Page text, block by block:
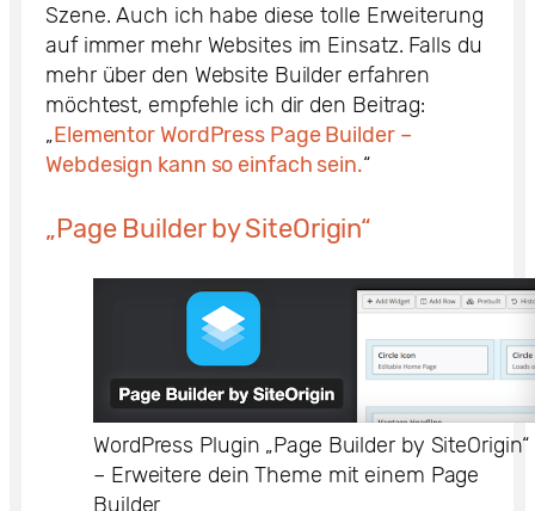
Szene. Auch ich habe diese tolle Erweiterung
auf immer mehr Websites im Einsatz. Falls du
mehr über den Website Builder erfahren
möchtest, empfehle ich dir den Beitrag:
„Elementor WordPress Page Builder –
Webdesign kann so einfach sein.“
„Page Builder by SiteOrigin“
WordPress Plugin „Page Builder by SiteOrigin“
– Erweitere dein Theme mit einem Page
Builder